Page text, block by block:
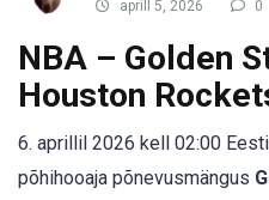
aprill 5, 2026 0
NBA – Golden
Houston
6. aprillil 2026 kell 02:00
põhihooaja põnevusmängus